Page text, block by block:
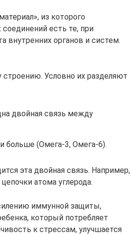
из которого
есть те, при
внутренних органов и систем.
Условно их разделяют
двойная связь между
больше (Омега-3, Омега-6).
эта двойная связь. Например,
атома углерода.
иммунной защиты,
который потребляет
к стрессам, улучшается